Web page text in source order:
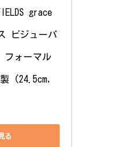
grace
ビジューパ
フォーマル
(24.5cm,
る